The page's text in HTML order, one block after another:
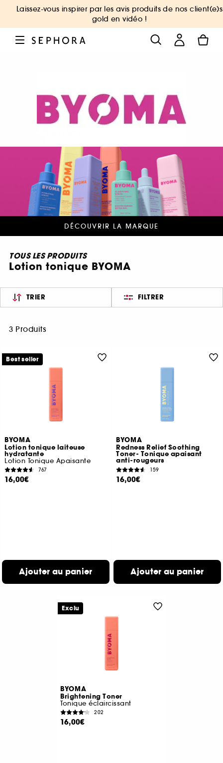
Laissez-vous inspirer par les avis produits de nos client(e)s
gold en vidéo !
DÉCOUVRIR LA MARQUE
TOUS LES PRODUITS
Lotion tonique BYOMA
TRIER FILTRER
3 Produits
BYOMA
Lotion tonique laiteuse
hydratante
Lotion Tonique Apaisante
767
16,00€
Ajouter au panier
Best seller
BYOMA
Redness Relief Soothing
Toner- Tonique apaisant
anti-rougeurs
159
16,00€
Ajouter au panier
BYOMA
Brightening Toner
Tonique éclaircissant
202
16,00€
Exclu